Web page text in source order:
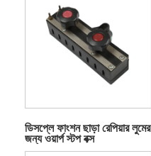
ডিসপ্লে ফাংশন ছাড়া রেপিয়ার লুমের
জন্য ওয়ার্প স্টপ বক্স